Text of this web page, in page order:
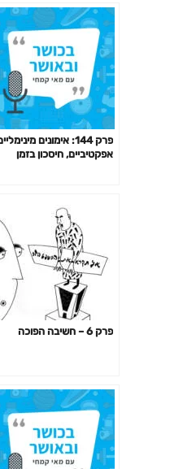
פרק 144: אימונים
אפקטיביים, חיסכון בזמן
פרק 6 – חשיבה הפוכה